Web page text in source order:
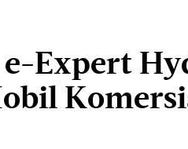
e-Expert